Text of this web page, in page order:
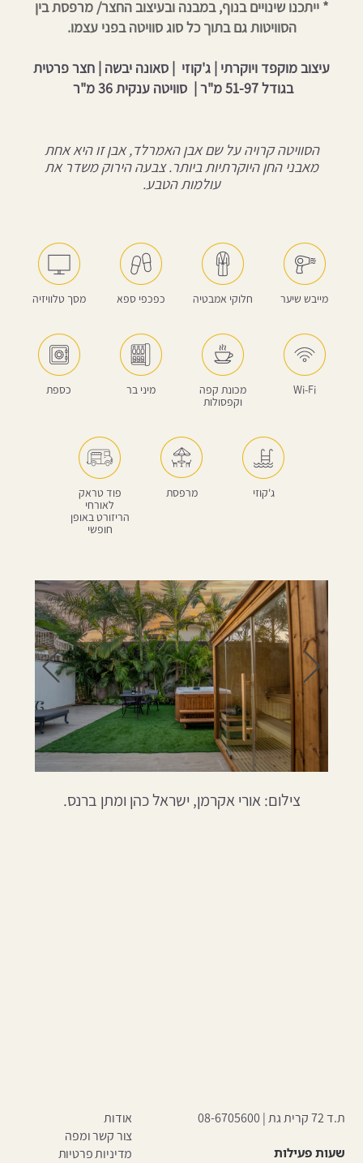
* ייתכנו שינויים בנוף, במבנה ובעיצוב החצר/ מרפסת בין
הסוויטות גם בתוך כל סוג סוויטה בפני עצמו.
עיצוב מוקפד ויוקרתי | ג'קוזי | סאונה יבשה | חצר פרטית
בגודל 51-97 מ"ר | סוויטה ענקית 36 מ"ר
הסוויטה קרויה על שם אבן האמרלד, אבן זו היא אחת
מאבני החן היוקרתיות ביותר. צבעה הירוק משדר את
עולמות הטבע.
מייבש שיער חלוקי אמבטיה כפכפי ספא מסך טלוויזיה
Wi-Fi
מכונת קפה
וקפסולות
מיני בר כספת
ג'קוזי מרפסת
פוד טראק
לאורחי
הריזורט באופן
חופשי
עבור
לתמונה
הבאה
צילום: אורי אקרמן, ישראל כהן ומתן ברנס.
ת.ד 72 קרית גת |
שעות פעילות
אודות
צור קשר ומפה
מדיניות פרטיות